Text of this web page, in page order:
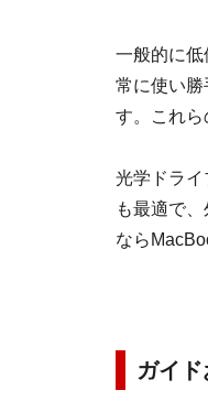
一般的に
常に使い勝
す。これら
光学ドラ
も最適で
なら
ガイ